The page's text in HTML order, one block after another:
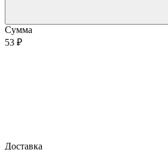
Сумма
53 ₽
Доставка